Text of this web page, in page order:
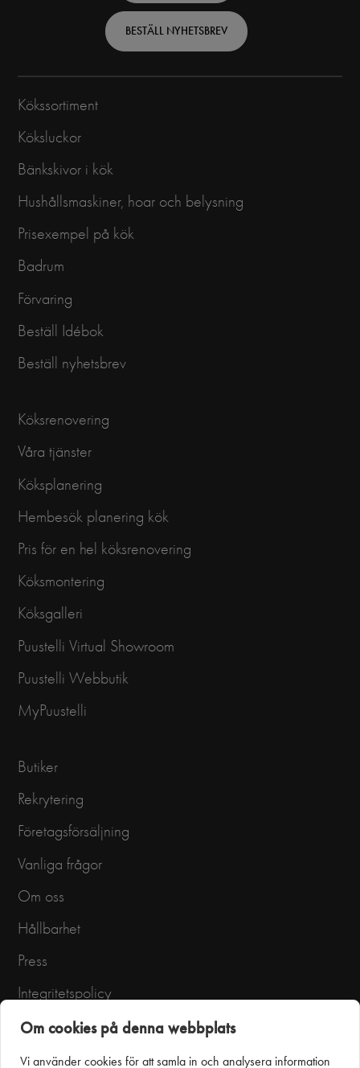
SwedishBESTÄLL NYHETSBREV
Kökssortiment
Köksluckor
Bänkskivor i kök
Hushållsmaskiner, hoar och belysning
Prisexempel på kök
Badrum
Förvaring
Beställ Idébok
Beställ nyhetsbrev
Köksrenovering
Våra tjänster
Köksplanering
Hembesök planering kök
Pris för en hel köksrenovering
Köksmontering
Köksgalleri
Puustelli Virtual Showroom
Puustelli Webbutik
MyPuustelli
Butiker
Rekrytering
Företagsförsäljning
Vanliga frågor
Om oss
Hållbarhet
Press
Integritetspolicy
Användarvillkor
Om cookies på denna webbplats
Vi använder cookies för att samla in och analysera information